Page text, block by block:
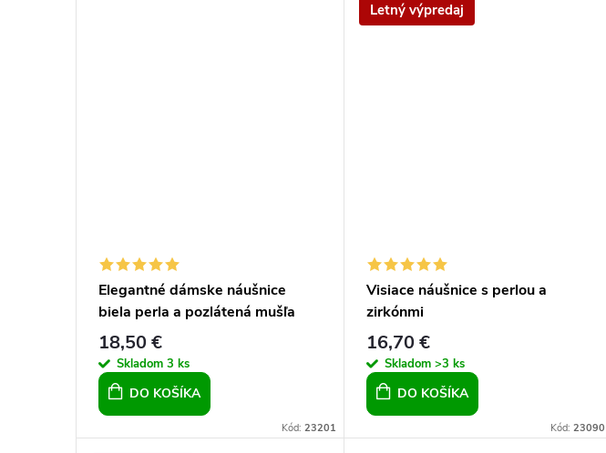
Elegantné dámske náušnice
biela perla a pozlátená mušľa
18,50 €
Skladom 3 ks
DO KOŠÍKA
Kód:23201
Letný výpredaj
Visiace náušnice s perlou a
zirkónmi
16,70 €
Skladom>3 ks
DO KOŠÍKA
Kód: 23090